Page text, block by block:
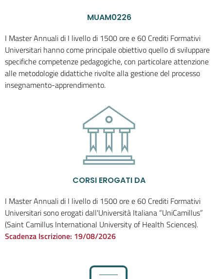
MUAM0226
I Master Annuali di I livello di 1500 ore e 60 Crediti Formativi
Universitari hanno come principale obiettivo quello di sviluppare
specifiche competenze pedagogiche, con particolare attenzione
alle metodologie didattiche rivolte alla gestione del processo
insegnamento-apprendimento.
CORSI EROGATI DA
I Master Annuali di I livello di 1500 ore e 60 Crediti Formativi
Universitari sono erogati dall'Università Italiana “UniCamillus”
(Saint Camillus International University of Health Sciences).
Scadenza Iscrizione: 19/08/2026